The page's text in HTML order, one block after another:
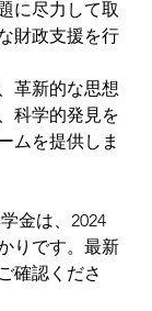
に尽力して取
財政支援を行
革新的な思想
科学的発見を
ムを提供しま
金は、2024
りです。最新
確認くださ